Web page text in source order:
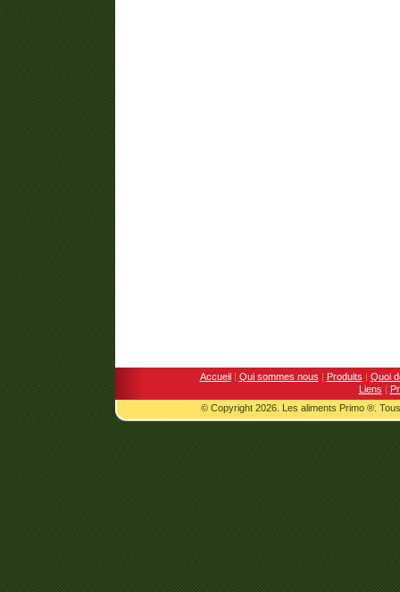
Accueil | Qui sommes nous | Produits | Quoi
Liens |
© Copyright 2026. Les aliments Primo ®.